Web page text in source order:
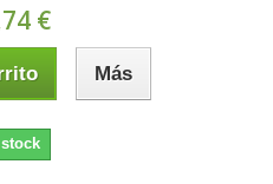
€
Más